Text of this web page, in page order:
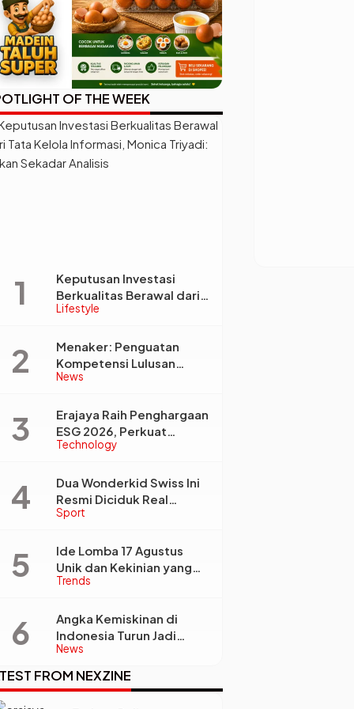
OF THE WEEK
Lifestyle
Keputusan Investasi
Berkualitas Berawal dari
Tata Kelola Informasi,
Sekadar Analisis
News
Menaker: Penguatan
Kompetensi Lulusan
Perguruan Tinggi Jadi
Kebutuhan Dunia Kerja
Technology
Erajaya Raih Penghargaan
ESG 2026, Perkuat
Circular Economy Lewat
Berkelanjutan
Sport
Dua Wonderkid Swiss Ini
Resmi Diciduk Real
Madrid dan Juventus,
Eropa
Trends
Ide Lomba 17 Agustus
Unik dan Kekinian yang
Dijamin Bikin Suasana
News
Angka Kemiskinan di
Indonesia Turun Jadi
22,93 Juta Orang, Tapi
Kenapa Ketimpangan
Desa dan Kota Malah
FROM NEXZINE